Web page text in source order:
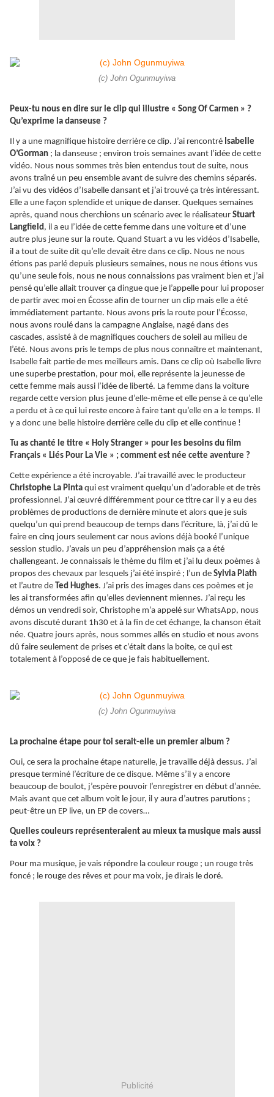
(c) John Ogunmuyiwa
Peux-tu nous en dire sur le clip qui illustre « Song Of Carmen » ?
Qu’exprime la danseuse ?
Il y a une magnifique histoire derrière ce clip. J’ai rencontré Isabelle
O’Gorman ; la danseuse ; environ trois semaines avant l’idée de cette
vidéo. Nous nous sommes très bien entendus tout de suite, nous
avons traîné un peu ensemble avant de suivre des chemins séparés.
J’ai vu des vidéos d’Isabelle dansant et j’ai trouvé ça très intéressant.
Elle a une façon splendide et unique de danser. Quelques semaines
après, quand nous cherchions un scénario avec le réalisateur Stuart
Langfield, il a eu l’idée de cette femme dans une voiture et d’une
autre plus jeune sur la route. Quand Stuart a vu les vidéos d’Isabelle,
il a tout de suite dit qu’elle devait être dans ce clip. Nous ne nous
étions pas parlé depuis plusieurs semaines, nous ne nous étions vus
qu’une seule fois, nous ne nous connaissions pas vraiment bien et j’ai
pensé qu’elle allait trouver ça dingue que je l’appelle pour lui proposer
de partir avec moi en Écosse afin de tourner un clip mais elle a été
immédiatement partante. Nous avons pris la route pour l’Écosse,
nous avons roulé dans la campagne Anglaise, nagé dans des
cascades, assisté à de magnifiques couchers de soleil au milieu de
l’été. Nous avons pris le temps de plus nous connaître et maintenant,
Isabelle fait partie de mes meilleurs amis. Dans ce clip où Isabelle livre
une superbe prestation, pour moi, elle représente la jeunesse de
cette femme mais aussi l’idée de liberté. La femme dans la voiture
regarde cette version plus jeune d’elle-même et elle pense à ce qu’elle
a perdu et à ce qui lui reste encore à faire tant qu’elle en a le temps. Il
y a donc une belle histoire derrière celle du clip et elle continue !
Tu as chanté le titre « Holy Stranger » pour les besoins du film
Français « Liés Pour La Vie » ; comment est née cette aventure ?
Cette expérience a été incroyable. J’ai travaillé avec le producteur
Christophe La Pinta qui est vraiment quelqu’un d’adorable et de très
professionnel. J’ai œuvré différemment pour ce titre car il y a eu des
problèmes de productions de dernière minute et alors que je suis
quelqu’un qui prend beaucoup de temps dans l’écriture, là, j’ai dû le
faire en cinq jours seulement car nous avions déjà booké l’unique
session studio. J’avais un peu d’appréhension mais ça a été
challengeant. Je connaissais le thème du film et j’ai lu deux poèmes à
propos des chevaux par lesquels j’ai été inspiré ; l’un de Sylvia Plath
et l’autre de Ted Hughes. J’ai pris des images dans ces poèmes et je
les ai transformées afin qu’elles deviennent miennes. J’ai reçu les
démos un vendredi soir, Christophe m’a appelé sur WhatsApp, nous
avons discuté durant 1h30 et à la fin de cet échange, la chanson était
née. Quatre jours après, nous sommes allés en studio et nous avons
dû faire seulement de prises et c’était dans la boite, ce qui est
totalement à l’opposé de ce que je fais habituellement.
(c) John Ogunmuyiwa
La prochaine étape pour toi serait-elle un premier album ?
Oui, ce sera la prochaine étape naturelle, je travaille déjà dessus. J’ai
presque terminé l’écriture de ce disque. Même s’il y a encore
beaucoup de boulot, j’espère pouvoir l’enregistrer en début d’année.
Mais avant que cet album voit le jour, il y aura d’autres parutions ;
peut-être un EP live, un EP de covers…
Quelles couleurs représenteraient au mieux ta musique mais aussi
ta voix ?
Pour ma musique, je vais répondre la couleur rouge ; un rouge très
foncé ; le rouge des rêves et pour ma voix, je dirais le doré.
Publicité